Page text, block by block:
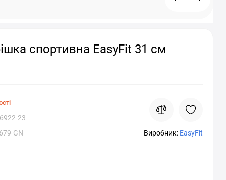
спортивна EasyFit 31 см
23
GN
Виробник: EasyFit